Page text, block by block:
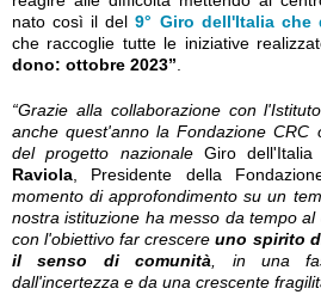
nato così il del9° Giro dell'Italia che
che raccoglie tutte le iniziative
dono: ottobre 2023”
“Grazie alla collaborazione con
anche quest'anno la Fondazione CRC
del progetto nazionale Giro
Raviola , Presidente della
momento di approfondimento su un
nostra istituzione ha messo da tempo
con l'obiettivo far crescere uno spirito
il senso di comunità , in una
dall'incertezza e da una crescente